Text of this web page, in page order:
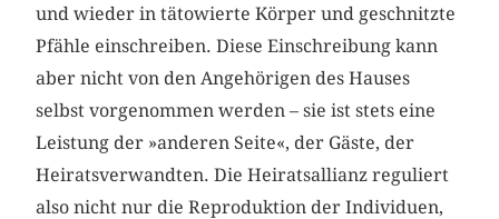
und wieder in tätowierte Körper und geschnitzte
Pfähle einschreiben. Diese Einschreibung kann
aber nicht von den Angehörigen des Hauses
selbst vorgenommen werden – sie ist stets eine
Leistung der »anderen Seite«, der Gäste, der
Heiratsverwandten. Die Heiratsallianz reguliert
also nicht nur die Reproduktion der Individuen,